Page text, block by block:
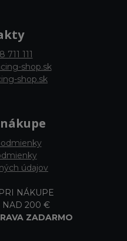
711 111
shop.sk
shop.sk
údajov
NÁKUPE
NAD 200 €
ZADARMO